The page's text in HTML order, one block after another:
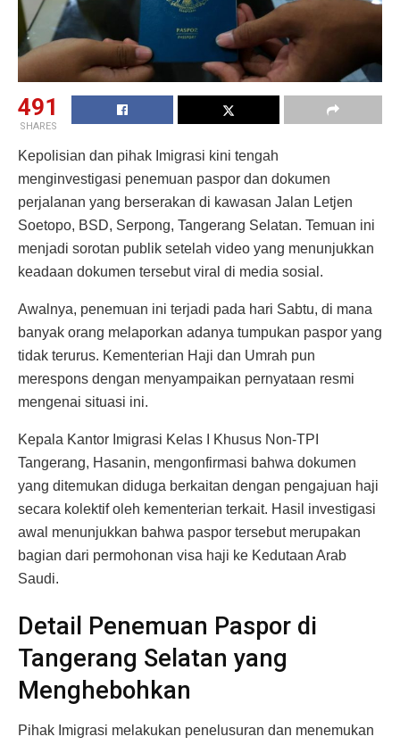
491
SHARES
Kepolisian dan pihak Imigrasi kini tengah
menginvestigasi penemuan paspor dan dokumen
perjalanan yang berserakan di kawasan Jalan Letjen
Soetopo, BSD, Serpong, Tangerang Selatan. Temuan ini
menjadi sorotan publik setelah video yang menunjukkan
keadaan dokumen tersebut viral di media sosial.
Awalnya, penemuan ini terjadi pada hari Sabtu, di mana
banyak orang melaporkan adanya tumpukan paspor yang
tidak terurus. Kementerian Haji dan Umrah pun
merespons dengan menyampaikan pernyataan resmi
mengenai situasi ini.
Kepala Kantor Imigrasi Kelas I Khusus Non-TPI
Tangerang, Hasanin, mengonfirmasi bahwa dokumen
yang ditemukan diduga berkaitan dengan pengajuan haji
secara kolektif oleh kementerian terkait. Hasil investigasi
awal menunjukkan bahwa paspor tersebut merupakan
bagian dari permohonan visa haji ke Kedutaan Arab
Saudi.
Detail Penemuan Paspor di
Tangerang Selatan yang
Menghebohkan
Pihak Imigrasi melakukan penelusuran dan menemukan